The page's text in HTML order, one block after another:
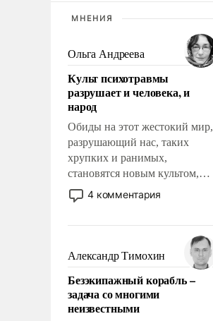
МНЕНИЯ
Ольга Андреева
Культ психотравмы
разрушает и человека, и
народ
Обиды на этот жестокий мир,
разрушающий нас, таких
хрупких и ранимых,
становятся новым культом,
постепенно вытесняя и
отменяя традиционное
мужественным и твердым под
ударами судьбы, брать на себя
ответственность, помогать
слабым, идти вперед и
адаптироваться.
4 комментария
Александр Тимохин
Безэкипажный корабль –
задача со многими
неизвестными